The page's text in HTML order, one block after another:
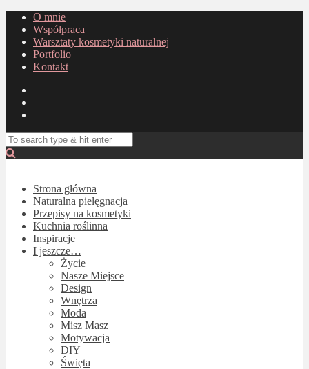
O mnie
Współpraca
Warsztaty kosmetyki naturalnej
Portfolio
Kontakt
Strona główna
Naturalna pielęgnacja
Przepisy na kosmetyki
Kuchnia roślinna
Inspiracje
I jeszcze…
Życie
Nasze Miejsce
Design
Wnętrza
Moda
Misz Masz
Motywacja
DIY
Święta